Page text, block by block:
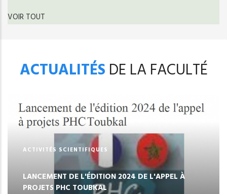
VOIR TOUT
ACTUALITÉS DE LA FACULTÉ
ACTIVITÉS SCIENTIFIQUES
LANCEMENT DE L'ÉDITION 2024 DE L'APPEL À
PROJETS PHC TOUBKAL